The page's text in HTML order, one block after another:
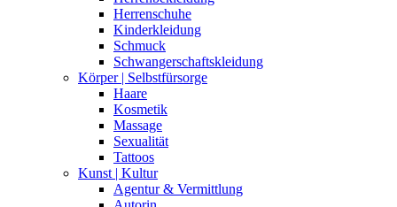
Herrenschuhe
Kinderkleidung
Schmuck
Schwangerschaftskleidung
Körper | Selbstfürsorge
Haare
Kosmetik
Massage
Sexualität
Tattoos
Kunst | Kultur
Agentur & Vermittlung